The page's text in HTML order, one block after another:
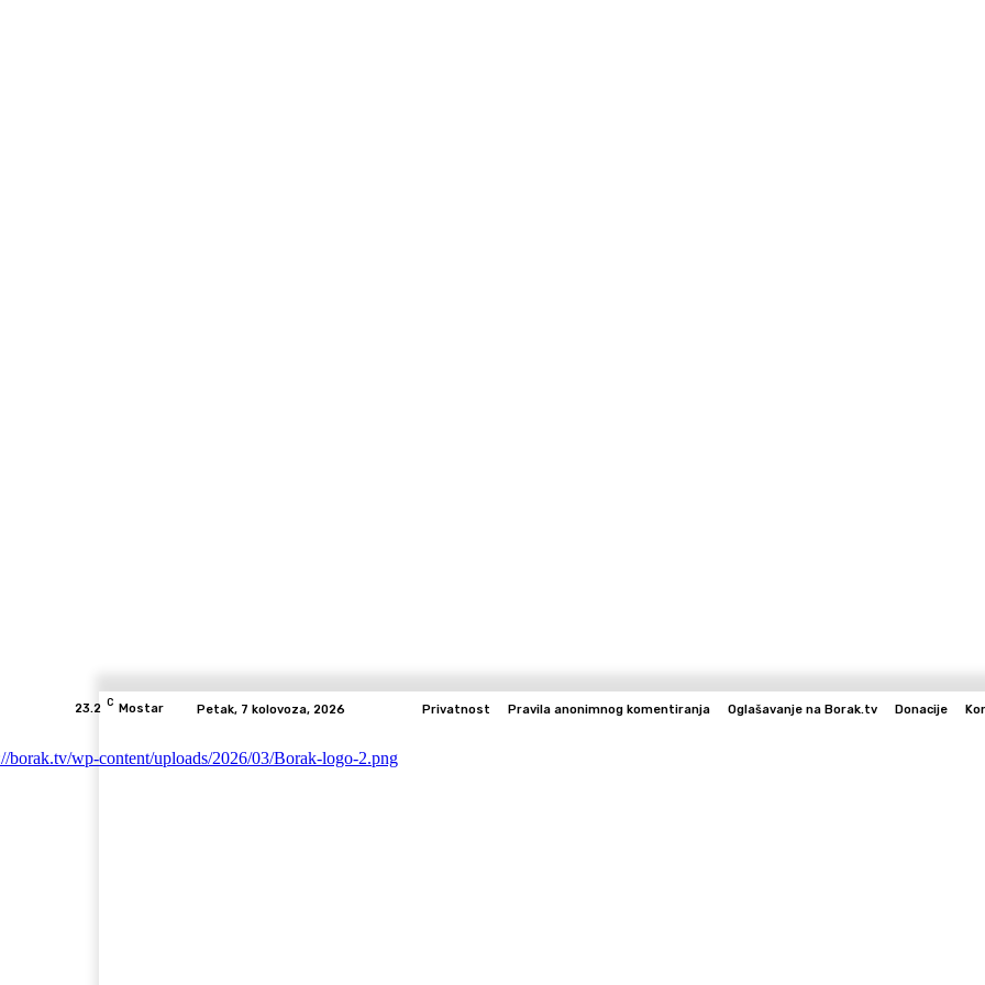
23.2 C Mostar Petak, 7 kolovoza, 2026 Privatnost Pravila anonimnog komentiranja Oglašavanje na Borak.tv Donacije